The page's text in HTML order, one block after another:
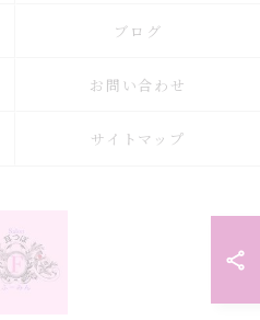
ブログ
お問い合わせ
サイトマップ